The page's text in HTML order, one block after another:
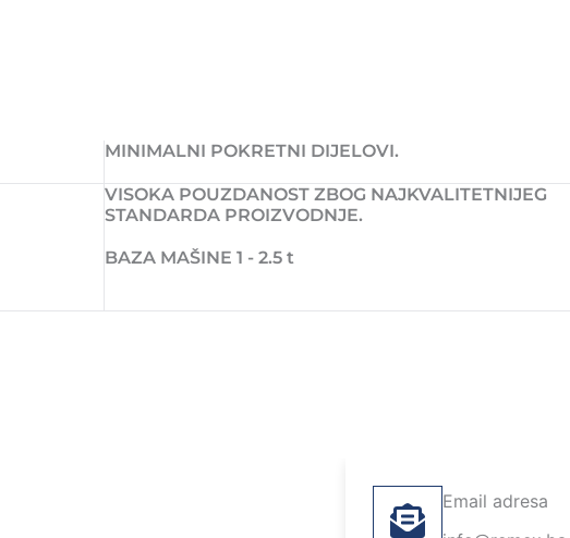
MINIMALNI POKRETNI DIJELOVI.
VISOKA POUZDANOST ZBOG NAJKVALITETNIJEG
STANDARDA PROIZVODNJE.
BAZA MAŠINE 1 - 2.5 t
Email adresa